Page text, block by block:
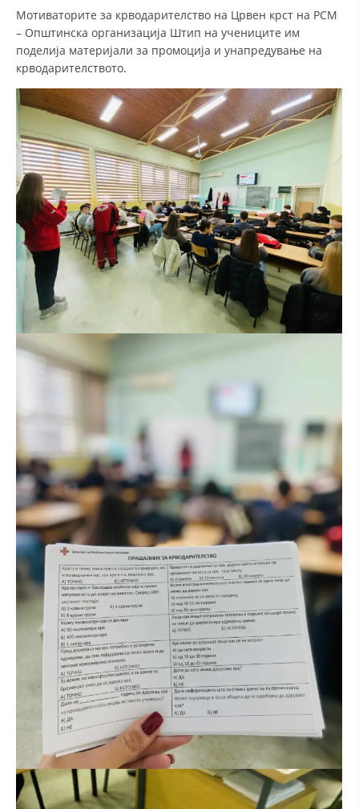
ДИСЕМИНАЦИЈА
ПРОМОЦИЈА НА ХУМАНИ ВРЕДНОСТИ
УПОТРЕБА И ЗАШТИТА НА АМБЛЕМОТ
СОЦИЈАЛНО ХУМАНИТАРНА ДЕЈНОСТ
КАКО ДА ДОНИРАТЕ
ПОДГОТВЕНОСТ И ДЕЈСТВО ПРИ КАТАСТРОФИ
ТИМОВИ НА ООЦК
СПАСИТЕЛНА СТАНИЦА ВОДНО
ПРОЕКТИ – ПОДГОТВЕНОСТ И ДЕЈСТВУВАЊЕ ПРИ КАТАСТРОФИ
ОДНОСИ СО ЈАВНОСТ
МЕЃУНАРОДНА СОРАБОТКА
ЗНАЧЕЊЕ НА СЛУЖБАТА ЗА БАРАЊЕ
ФОРМУЛАРИ ЗА БАРАЊА
ЗДРАВСТВЕНО ПРЕВЕНТИВНА ДЕЈНОСТ
ПРВА ПОМОШ
КРВОДАРИТЕЛСТВО
ИНФОРМАЦИИ ЗА БОЛЕСТИ
МЕНАЏМЕНТ НА ВОЛОНТЕРИ
ЗА НАС
ДЕЈСТВУВАЊЕ
Мотиваторите за крводарителство на Црвен крст на РСМ
– Општинска организација Штип на учениците им
поделија материјали за промоција и унапредување на
крводарителството.